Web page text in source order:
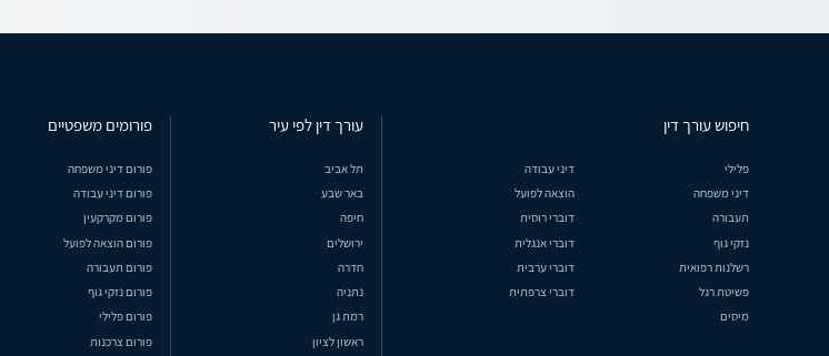
חיפוש עורך דין
פלילי
דיני עבודה
דיני משפחה
הוצאה לפועל
תעבורה
דוברי רוסית
נזקי גוף
דוברי אנגלית
רשלנות רפואית
דוברי ערבית
פשיטת רגל
דוברי צרפתית
מיסים
עורך דין לפי עיר
תל אביב
באר שבע
חיפה
ירושלים
חדרה
נתניה
רמת גן
ראשון לציון
פורומים משפטיים
פורום דיני משפחה
פורום דיני עבודה
פורום מקרקעין
פורום הוצאה לפועל
פורום תעבורה
פורום נזקי גוף
פורום פלילי
פורום צרכנות